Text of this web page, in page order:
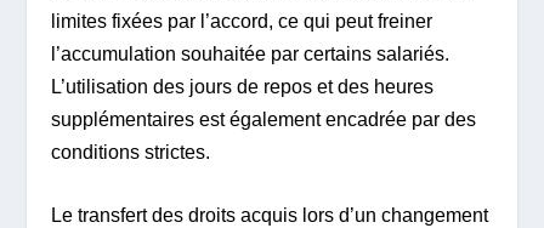
limites fixées par l’accord, ce qui peut freiner
l’accumulation souhaitée par certains salariés.
L’utilisation des jours de repos et des heures
supplémentaires est également encadrée par des
conditions strictes.
Le transfert des droits acquis lors d’un changement